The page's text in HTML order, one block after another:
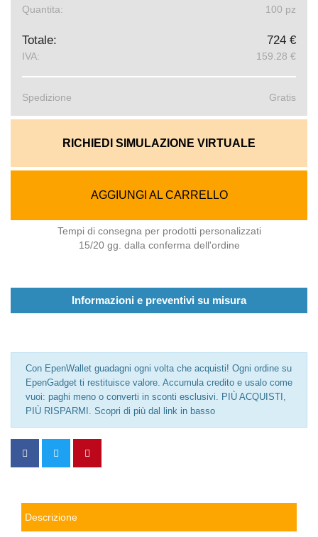
Quantita: 100 pz
Totale: 724 €
IVA: 159.28 €
Spedizione Gratis
RICHIEDI SIMULAZIONE VIRTUALE
AGGIUNGI AL CARRELLO
Tempi di consegna per prodotti personalizzati
15/20 gg. dalla conferma dell'ordine
Informazioni e preventivi su misura
Con EpenWallet guadagni ogni volta che acquisti! Ogni ordine su
EpenGadget ti restituisce valore. Accumula credito e usalo come
vuoi: paghi meno o converti in sconti esclusivi. PIÙ ACQUISTI,
PIÙ RISPARMI. Scopri di più dal link in basso
Descrizione